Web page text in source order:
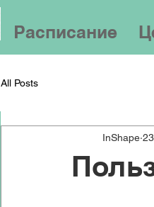
Расписание
All Posts
InShape